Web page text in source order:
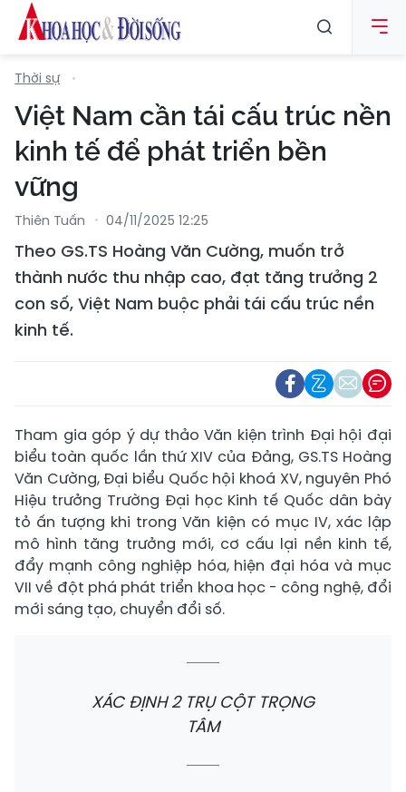
Thời sự
Việt Nam cần tái cấu trúc nền
kinh tế để phát triển bền
vững
Thiên Tuấn 04/11/2025 12:25
Theo GS.TS Hoàng Văn Cường, muốn trở
thành nước thu nhập cao, đạt tăng trưởng 2
con số, Việt Nam buộc phải tái cấu trúc nền
kinh tế.
Tham gia góp ý dự thảo Văn kiện trình Đại hội đại
biểu toàn quốc lần thứ XIV của Đảng, GS.TS Hoàng
Văn Cường, Đại biểu Quốc hội khoá XV, nguyên Phó
Hiệu trưởng Trường Đại học Kinh tế Quốc dân bày
tỏ ấn tượng khi trong Văn kiện có mục IV, xác lập
mô hình tăng trưởng mới, cơ cấu lại nền kinh tế,
đẩy mạnh công nghiệp hóa, hiện đại hóa và mục
VII về đột phá phát triển khoa học - công nghệ, đổi
mới sáng tạo, chuyển đổi số.
XÁC ĐỊNH 2 TRỤ CỘT TRỌNG
TÂM